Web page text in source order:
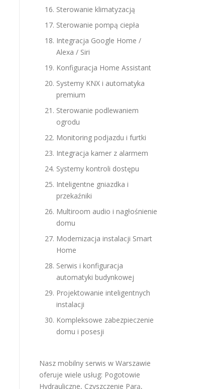
Sterowanie klimatyzacją
Sterowanie pompą ciepła
Integracja Google Home /
Alexa / Siri
Konfiguracja Home Assistant
Systemy KNX i automatyka
premium
Sterowanie podlewaniem
ogrodu
Monitoring podjazdu i furtki
Integracja kamer z alarmem
Systemy kontroli dostępu
Inteligentne gniazdka i
przekaźniki
Multiroom audio i nagłośnienie
domu
Modernizacja instalacji Smart
Home
Serwis i konfiguracja
automatyki budynkowej
Projektowanie inteligentnych
instalacji
Kompleksowe zabezpieczenie
domu i posesji
Nasz mobilny serwis w Warszawie
oferuje wiele usług: Pogotowie
Hydrauliczne, Czyszczenie Parą,